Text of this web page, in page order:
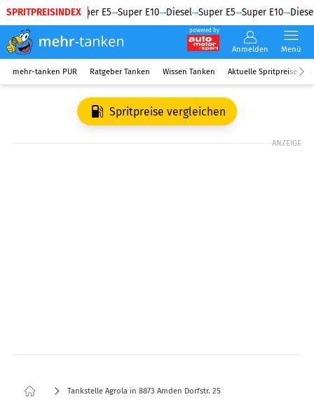
SPRITPREISINDEX
Diesel Super E5 Super E10 Diesel Super E5 Super E10 Diesel
powered by
Anmelden Menü
mehr-tanken PUR Ratgeber Tanken Wissen Tanken Aktuelle Spritpreise
Spritpreise vergleichen
ANZEIGE
Tankstelle Agrola in 8873 Amden Dorfstr. 25